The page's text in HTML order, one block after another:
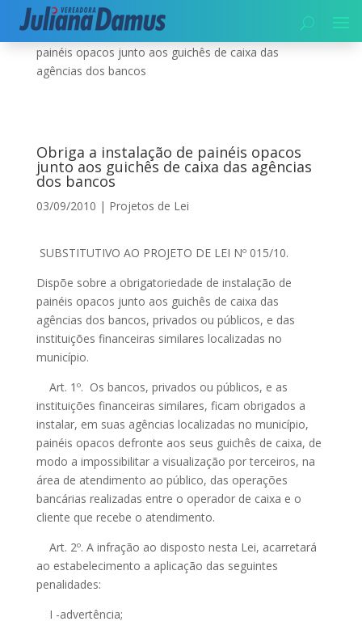
Início|Projetos de Lei|
painéis opacos junto aos guichês de caixa das
agências dos bancos
Obriga a instalação de painéis opacos
junto aos guichês de caixa das agências
dos bancos
03/09/2010 | Projetos de Lei
SUBSTITUTIVO AO PROJETO DE LEI Nº 015/10.
Dispõe sobre a obrigatoriedade de instalação de
painéis opacos junto aos guichês de caixa das
agências dos bancos, privados ou públicos, e das
instituições financeiras similares localizadas no
município.
Art. 1º. Os bancos, privados ou públicos, e as
instituições financeiras similares, ficam obrigados a
instalar, em suas agências localizadas no município,
painéis opacos defronte aos seus guichês de caixa, de
modo a impossibilitar a visualização por terceiros, na
área de atendimento ao público, das operações
bancárias realizadas entre o operador de caixa e o
cliente que recebe o atendimento.
Art. 2º. A infração ao disposto nesta Lei, acarretará
ao estabelecimento a aplicação das seguintes
penalidades:
I -advertência;